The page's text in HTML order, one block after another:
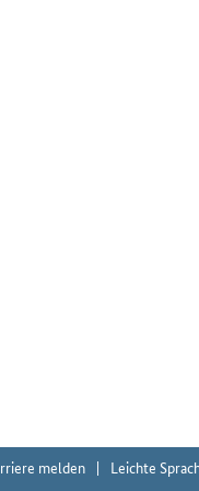
melden Leichte